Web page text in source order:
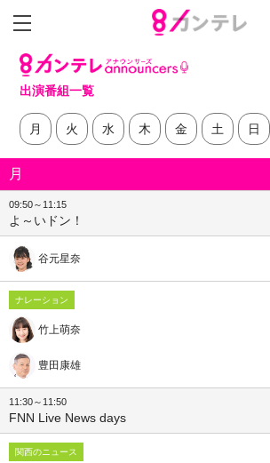
出演番組一覧
月 火 水 木 金 土 日
月
09:50～11:15
よ～いドン！
谷元星奈
ナレーション
竹上萌奈
豊田康雄
11:30～11:50
FNN Live News days
関西のニュース